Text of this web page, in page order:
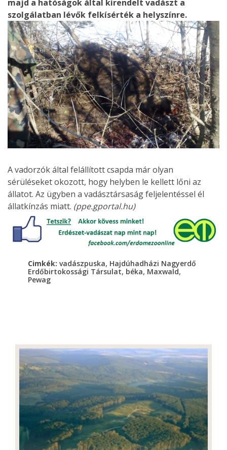
majd a hatóságok által kirendelt vadászt a
szolgálatban lévők felkísérték a helyszínre.
A vadorzók által felállított csapda már olyan
sérüléseket okozott, hogy helyben le kellett lőni az
állatot. Az ügyben a vadásztársaság feljelentéssel él
állatkínzás miatt. (ppe.gportal.hu)
Cimkék: vadászpuska, Hajdúhadházi Nagyerdő
Erdőbirtokossági Társulat, béka, Maxwald,
Pewag